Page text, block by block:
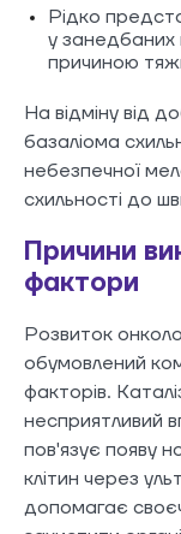
Рідко
у занедбаних
причиною
На відміну від
базаліома
небезпечної
схильності до
Причини
фактори
Розвиток
обумовлений
факторів.
несприятливий
пов'язує появу
клітин через
допомагає